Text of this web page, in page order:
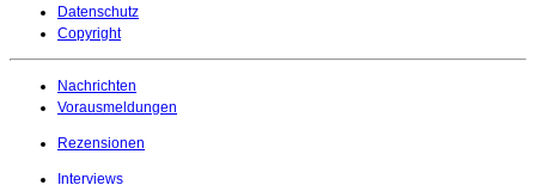
Datenschutz
Copyright
Nachrichten
Vorausmeldungen
Rezensionen
Interviews